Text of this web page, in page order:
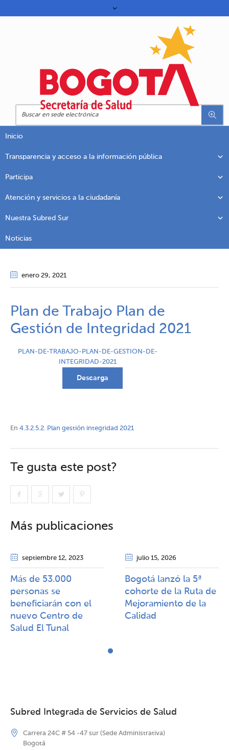
Inicio
Transparencia y acceso a la información pública
Participa
Atención y servicios a la ciudadanía
Nuestra Subred Sur
Noticias
enero 29, 2021
Plan de Trabajo Plan de
Gestión de Integridad 2021
PLAN-DE-TRABAJO-PLAN-DE-GESTION-DE-
INTEGRIDAD-2021
Descarga
En 4.3.2.5.2. Plan gestión integridad 2021
Te gusta este post?
Más publicaciones
septiembre 12, 2023
Más de 53.000
personas se
beneficiarán con el
nuevo Centro de
Salud El Tunal
julio 15, 2026
Bogotá lanzó la 5ª
cohorte de la Ruta de
Mejoramiento de la
Calidad​​
Subred Integrada de Servicios de Salud
Carrera 24C # 54 -47 sur (Sede Administrativa)
Bogotá